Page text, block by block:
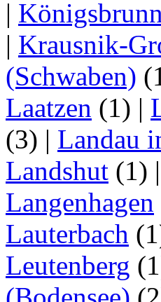
| Königsbrunn
| Krausnik-
(Schwaben)
Laatzen (1) |
(3) | Landau
Landshut (1) |
Langenhagen
Lauterbach
Leutenberg